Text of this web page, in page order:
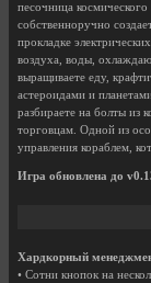
песочница
собственноручно
прокладке
воздуха, воды,
выращиваете еду,
астероидами и
разбираете на болты из
торговцам. Одной из
управления кораблем,
Игра обновлена до
Хардкорный
• Сотни кнопок на